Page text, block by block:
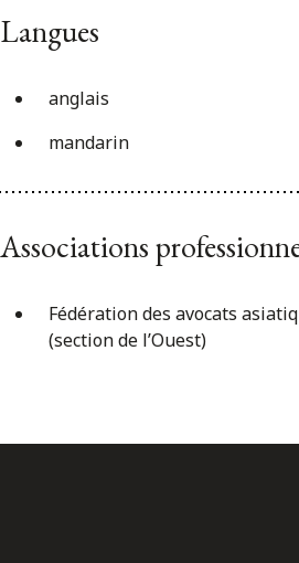
Langues
anglais
mandarin
Associations
Fédération des avocats
(section de l’Ouest)